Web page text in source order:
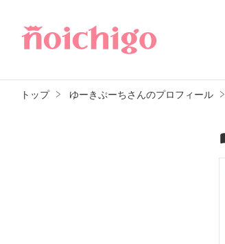
トップ ゆーきぷーちさんのプロフィール